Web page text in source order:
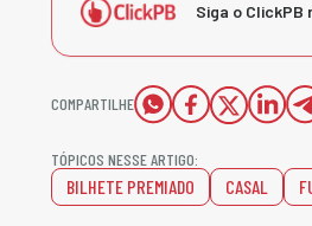
Siga o ClickPB
COMPARTILHE
TÓPICOS NESSE ARTIGO:
BILHETE PREMIADO CASAL